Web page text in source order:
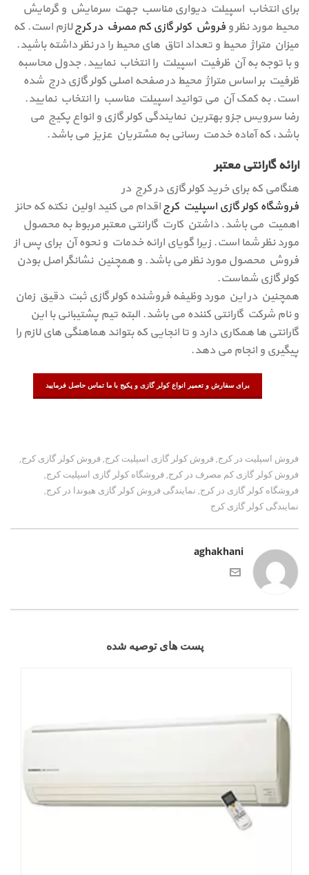
برای انتخاب اسپیلت دیواری مناسب جهت سرمایش و گرمایش
محیط مورد نظر و فروش کولر گازی کم مصرف در کرجلازم است. که
میزان متراژ محیط و تعداد اتاق های محیط را در نظر داشته باشید.
و با توجه به آن ظرفیت اسپیلت را انتخاب نمایید. جدول محاسبه
ظرفیت بر اساس متراژ محیط در صفحه اصلی کولر گازی درج شده
است. به کمک آن می توانید اسپیلت مناسب را انتخاب نمایید.
رضا سرویس جزو بهترین نمایندگی کولر گازی و انواع پکیج می
باشد، که آماده خدمت رسانی به مشتریان عزیز می باشد.
ارائه گارانتی معتبر
هنگامی که برای خرید کولر گازی در کرج در
فروشگاه کولر گازی اسپلیت کرجاقدام می کنید اولین نکته که حائز
اهمیت می باشد. داشتن کارت گارانتی معتبر مربوط به محصول
مورد نظر شما است. زیرا گویای ارائه خدمات و نحوه آن برای پس از
فروش محصول مورد نظر می باشد. و همچنین نشانگر اصل بودن
کولر گازی شماست.
همچنین در این مورد وظیفه فروشنده کولر گازی ثبت دقیق زمان
و نام شرکت گارانتی کننده می باشد. البته تیم پشتیبانی با این
گارانتی ها همکاری دارد و تا انجایی که بتواند هماهنگی های لازم را
پیگیری و انجام می دهد.
برای سفارش و تعمیر انواع کولر گازی و پکیج با ما تماس حاصل فرمایید
فروش اسپلیت در کرج, فروش کولر گازی اسپلیت کرج, فروش کولر گازی کرج,
فروش کولر گازی کم مصرف در کرج, فروشگاه کولر گازی اسپلیت کرج,
فروشگاه کولر گازی در کرج, نمایندگی فروش کولر گازی هیوندا در کرج,
نمایندگی کولر گازی کرج
aghakhani
پست های توصیه شده